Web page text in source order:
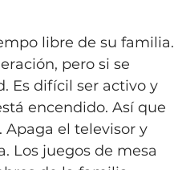
libre de su familia.
pero si se
Es difícil ser activo y
encendido. Así que
el televisor y
Los juegos de mesa